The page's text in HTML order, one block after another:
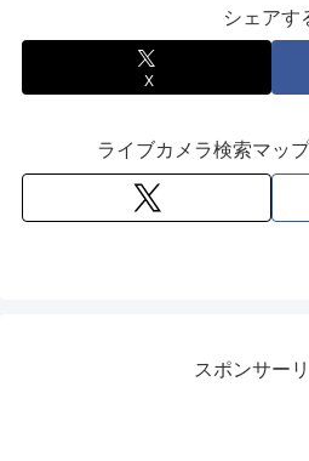
シェアす
X
ライブカメラ検索マッ
スポンサー